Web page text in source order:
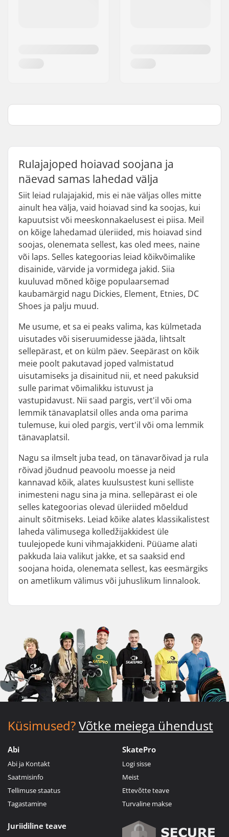
Rulajajoped hoiavad soojana ja
näevad samas lahedad välja
Siit leiad rulajajakid, mis ei näe väljas olles mitte
ainult hea välja, vaid hoiavad sind ka soojas, kui
kapuutsist või meeskonnakaelusest ei piisa. Meil
on kõige lahedamad üleriided, mis hoiavad sind
soojas, olenemata sellest, kas oled mees, naine
või laps. Selles kategoorias leiad kõikvõimalike
disainide, värvide ja vormidega jakid. Siia
kuuluvad mõned kõige populaarsemad
kaubamärgid nagu Dickies, Element, Etnies, DC
Shoes ja palju muud.
Me usume, et sa ei peaks valima, kas külmetada
uisutades või siseruumidesse jääda, lihtsalt
sellepärast, et on külm päev. Seepärast on kõik
meie poolt pakutavad joped valmistatud
uisutamiseks ja disainitud nii, et need pakuksid
sulle parimat võimalikku istuvust ja
vastupidavust. Nii saad pargis, vert'il või oma
lemmik tänavaplatsil olles anda oma parima
tulemuse, kui oled pargis, vert'il või oma lemmik
tänavaplatsil.
Nagu sa ilmselt juba tead, on tänavarõivad ja rula
rõivad jõudnud peavoolu moesse ja neid
kannavad kõik, alates kuulsustest kuni selliste
inimesteni nagu sina ja mina. sellepärast ei ole
selles kategoorias olevad üleriided mõeldud
ainult sõitmiseks. Leiad kõike alates klassikalistest
laheda välimusega kolledžijakkidest üle
tuulejopede kuni vihmajakkideni. Püüame alati
pakkuda laia valikut jakke, et sa saaksid end
soojana hoida, olenemata sellest, kas eesmärgiks
on ametlikum välimus või juhuslikum linnalook.
Küsimused?Võtke meiega ühendust
Abi
Abi ja Kontakt
Saatmisinfo
Tellimuse staatus
Tagastamine
SkatePro
Logi sisse
Meist
Ettevõtte teave
Turvaline makse
Juriidiline teave